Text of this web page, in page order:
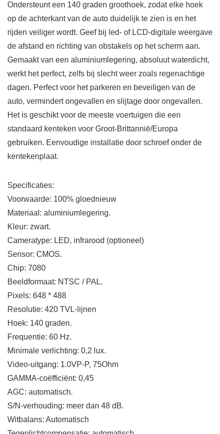
Ondersteunt een 140 graden groothoek, zodat elke hoek
op de achterkant van de auto duidelijk te zien is en het
rijden veiliger wordt. Geef bij led- of LCD-digitale weergave
de afstand en richting van obstakels op het scherm aan.
Gemaakt van een aluminiumlegering, absoluut waterdicht,
werkt het perfect, zelfs bij slecht weer zoals regenachtige
dagen. Perfect voor het parkeren en beveiligen van de
auto, vermindert ongevallen en slijtage door ongevallen.
Het is geschikt voor de meeste voertuigen die een
standaard kenteken voor Groot-Brittannië/Europa
gebruiken. Eenvoudige installatie door schroef onder de
kentekenplaat.
Specificaties:
Voorwaarde: 100% gloednieuw
Materiaal: aluminiumlegering.
Kleur: zwart.
Cameratype: LED, infrarood (optioneel)
Sensor: CMOS.
Chip: 7080
Beeldformaat: NTSC / PAL.
Pixels: 648 * 488
Resolutie: 420 TVL-lijnen
Hoek: 140 graden.
Frequentie: 60 Hz.
Minimale verlichting: 0,2 lux.
Video-uitgang: 1.0VP-P, 75Ohm
GAMMA-coëfficiënt: 0,45
AGC: automatisch.
S/N-verhouding: meer dan 48 dB.
Witbalans: Automatisch